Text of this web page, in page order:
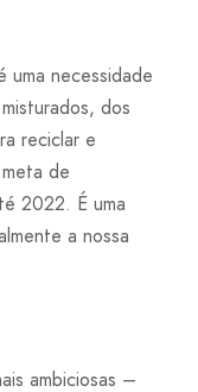
uma necessidade
dos
reciclar e
de
2022. É uma
a nossa
ambiciosas –